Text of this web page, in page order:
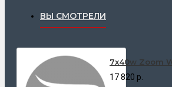
ВЫ СМОТРЕЛИ
7x40w Zoom
17 820 р.